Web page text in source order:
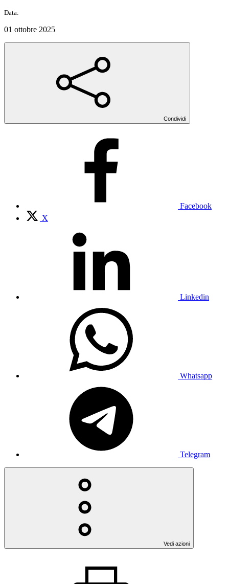
Data:
01 ottobre 2025
Condividi
Facebook
X
Linkedin
Whatsapp
Telegram
Vedi azioni